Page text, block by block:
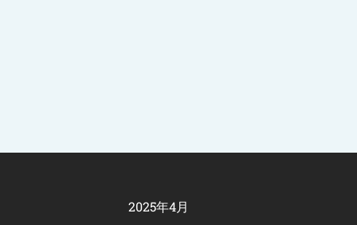
2025年4月